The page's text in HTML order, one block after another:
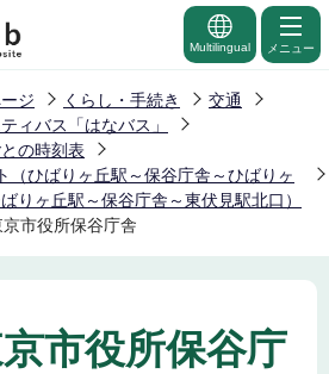
Multilingual メニュー
ジ くらし・手続き
交通
ィバス「はなバス」
の時刻表
（ひばりヶ丘駅～保谷庁舎～ひばりヶ
りヶ丘駅～保谷庁舎～東伏見駅北口）
市役所保谷庁舎
市役所保谷庁